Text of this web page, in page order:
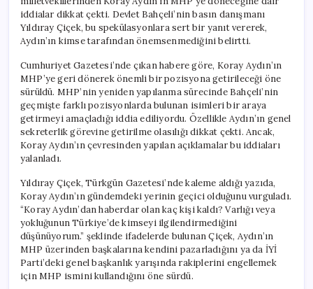
iddialar dikkat çekti. Devlet Bahçeli’nin basın danışmanı
Yıldıray Çiçek, bu spekülasyonlara sert bir yanıt vererek,
Aydın’ın kimse tarafından önemsenmediğini belirtti.
Cumhuriyet Gazetesi’nde çıkan habere göre, Koray Aydın’ın
MHP’ye geri dönerek önemli bir pozisyona getirileceği öne
sürüldü. MHP’nin yeniden yapılanma sürecinde Bahçeli’nin
geçmişte farklı pozisyonlarda bulunan isimleri bir araya
getirmeyi amaçladığı iddia ediliyordu. Özellikle Aydın’ın genel
sekreterlik görevine getirilme olasılığı dikkat çekti. Ancak,
Koray Aydın’ın çevresinden yapılan açıklamalar bu iddiaları
yalanladı.
Yıldıray Çiçek, Türkgün Gazetesi’nde kaleme aldığı yazıda,
Koray Aydın’ın gündemdeki yerinin geçici olduğunu vurguladı.
“Koray Aydın’dan haberdar olan kaç kişi kaldı? Varlığı veya
yokluğunun Türkiye’de kimseyi ilgilendirmediğini
düşünüyorum.” şeklinde ifadelerde bulunan Çiçek, Aydın’ın
MHP üzerinden başkalarına kendini pazarladığını ya da İYİ
Parti’deki genel başkanlık yarışında rakiplerini engellemek
için MHP ismini kullandığını öne sürdü.